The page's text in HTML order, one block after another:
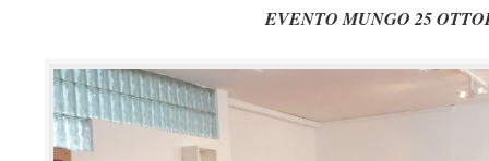
EVENTO MUNGO 25